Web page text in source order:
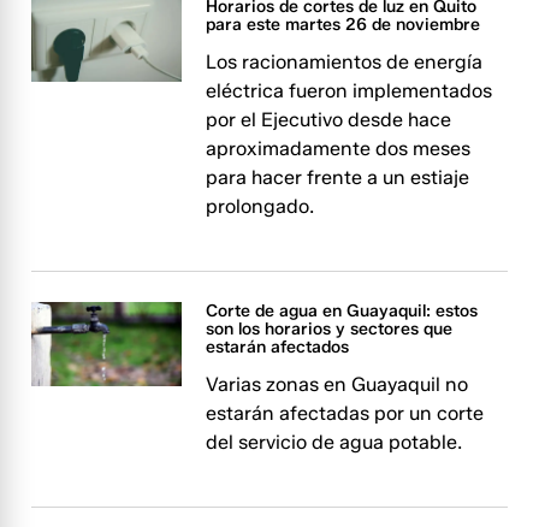
Horarios de cortes de luz en Quito
para este martes 26 de noviembre
Los racionamientos de energía
eléctrica fueron implementados
por el Ejecutivo desde hace
aproximadamente dos meses
para hacer frente a un estiaje
prolongado.
Corte de agua en Guayaquil: estos
son los horarios y sectores que
estarán afectados
Varias zonas en Guayaquil no
estarán afectadas por un corte
del servicio de agua potable.